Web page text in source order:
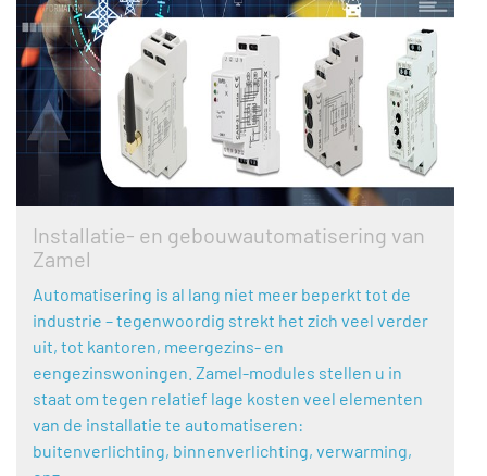
Installatie- en gebouwautomatisering van
Zamel
Automatisering is al lang niet meer beperkt tot de
industrie – tegenwoordig strekt het zich veel verder
uit, tot kantoren, meergezins- en
eengezinswoningen. Zamel-modules stellen u in
staat om tegen relatief lage kosten veel elementen
van de installatie te automatiseren:
buitenverlichting, binnenverlichting, verwarming,